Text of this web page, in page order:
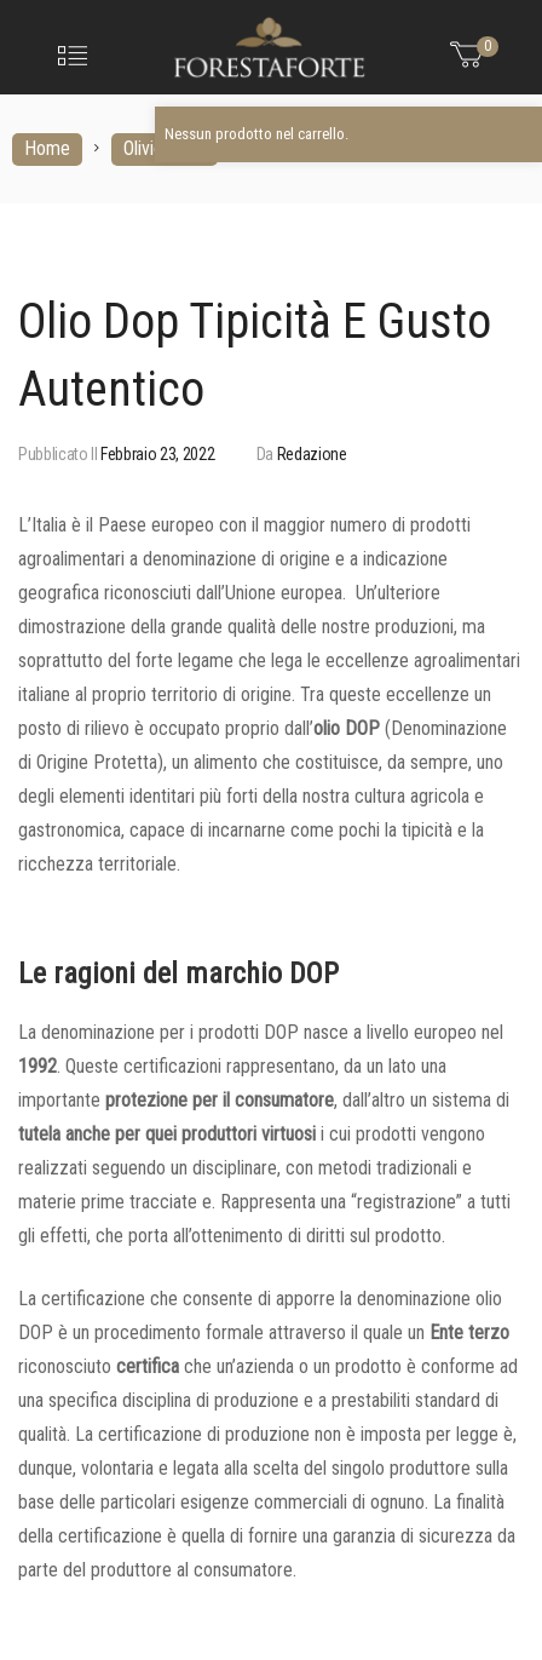
Menu
extravergine
0
Nessun prodotto nel carrello.
Home Olivicoltura
Pubblicato IlFebbraio 23, 2022 Da Redazione
Olio Dop Tipicità E Gusto
Autentico
L’Italia è il Paese europeo con il maggior numero di prodotti
agroalimentari a denominazione di origine e a indicazione
geografica riconosciuti dall’Unione europea. Un’ulteriore
dimostrazione della grande qualità delle nostre produzioni, ma
soprattutto del forte legame che lega le eccellenze agroalimentari
italiane al proprio territorio di origine. Tra queste eccellenze un
posto di rilievo è occupato proprio dall’olio DOP (Denominazione
di Origine Protetta), un alimento che costituisce, da sempre, uno
degli elementi identitari più forti della nostra cultura agricola e
gastronomica, capace di incarnarne come pochi la tipicità e la
ricchezza territoriale.
Le ragioni del marchio DOP
La denominazione per i prodotti DOP nasce a livello europeo nel
1992 . Queste certificazioni rappresentano, da un lato una
importante protezione per il consumatore, dall’altro un sistema di
tutela anche per quei produttori virtuosi i cui prodotti vengono
realizzati seguendo un disciplinare, con metodi tradizionali e
materie prime tracciate e. Rappresenta una “registrazione” a tutti
gli effetti, che porta all’ottenimento di diritti sul prodotto.
La certificazione che consente di apporre la denominazione olio
DOP è un procedimento formale attraverso il quale un Ente terzo
riconosciuto certifica che un’azienda o un prodotto è conforme ad
una specifica disciplina di produzione e a prestabiliti standard di
qualità. La certificazione di produzione non è imposta per legge è,
dunque, volontaria e legata alla scelta del singolo produttore sulla
base delle particolari esigenze commerciali di ognuno. La finalità
della certificazione è quella di fornire una garanzia di sicurezza da
parte del produttore al consumatore.
Nessun prodotto nel carrello.